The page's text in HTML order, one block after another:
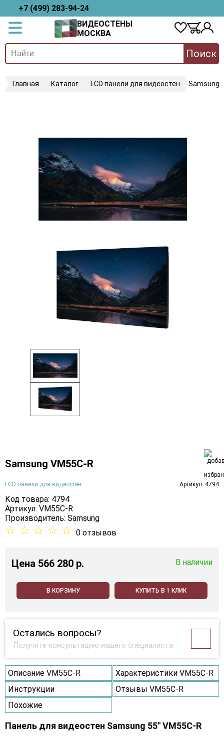
+7 (499) 283-94-24
ВИДЕОСТЕНЫ
МОСКВА
Поиск
Главная Каталог LCD панели для видеостен Samsung
Samsung VM55C-R
LCD панели для видеостен Артикул: 4794
Код товара: 4794
Артикул: VM55C-R
Производитель: Samsung
☆ ☆ ☆ ☆ ☆ 0 отзывов
Цена 566 280 p. В наличии
В КОРЗИНУ КУПИТЬ В 1 КЛИК
Остались вопросы?
Получите консультацию нашего специалиста
Описание VM55C-R
Характеристики VM55C-R
Инструкции
Отзывы VM55C-R
Похожие
Панель для видеостен Samsung 55" VM55C-R